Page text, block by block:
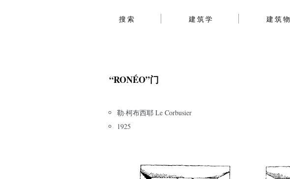
搜索 建筑学 建筑物
“RONÉO”门
勒·柯布西耶 Le Corbusier
1925